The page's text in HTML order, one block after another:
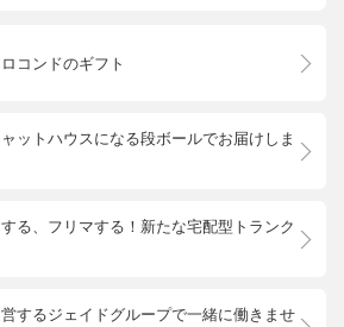
コンドのギフト
ットハウスになる段ボールでお届けしま
る、フリマする！新たな宅配型トランク
するジェイドグループで一緒に働きませ